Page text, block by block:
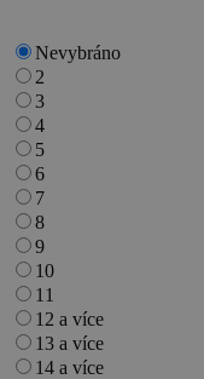
Nevybráno
2
3
4
5
6
7
8
9
10
11
12 a více
13 a více
14 a více